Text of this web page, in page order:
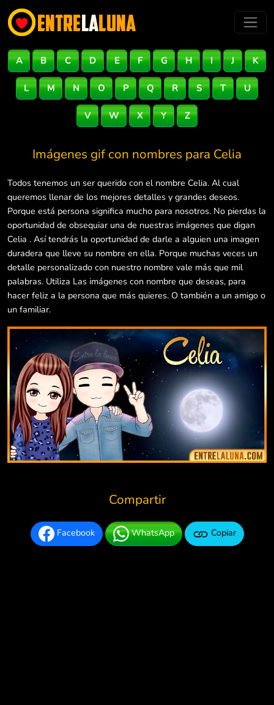
A B C D E F G H I J K
L M N O P Q R S T U
V W X Y Z
Imágenes gif con nombres para Celia
Todos tenemos un ser querido con el nombre Celia. Al cual
queremos llenar de los mejores detalles y grandes deseos.
Porque está persona significa mucho para nosotros. No pierdas la
oportunidad de obsequiar una de nuestras imágenes que digan
Celia . Así tendrás la oportunidad de darle a alguien una imagen
duradera que lleve su nombre en ella. Porque muchas veces un
detalle personalizado con nuestro nombre vale más que mil
palabras. Utiliza Las imágenes con nombre que deseas, para
hacer feliz a la persona que más quieres. O también a un amigo o
un familiar.
Compartir
Facebook WhatsApp Copiar